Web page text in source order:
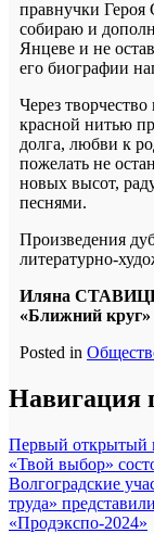
правнучки Героя
собираю и
Янцеве и не
его биографии
Через
красной нитью
долга, любви к
пожелать не
новых высот,
песнями.
Произведения
литературно-
Иляна
«Ближний круг»
Posted in
Навигация
Первый открытый
«Твой выбор»
Волгоградские
труда»
«Продэкспо-2024»